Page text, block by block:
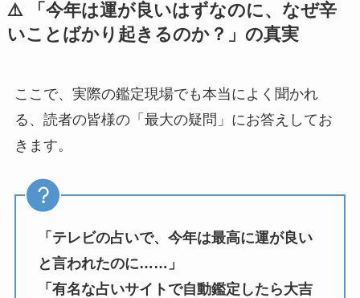
⚠️ 「今年は運が良いはずなのに、なぜ辛
いことばかり起きるのか？」の真実
ここで、実際の鑑定現場でも本当によく聞かれ
る、読者の皆様の「最大の疑問」にお答えしてお
きます。
「テレビの占いで、今年は最高に運が良い
と言われたのに……」
「有名な占いサイトで自動鑑定したら大吉